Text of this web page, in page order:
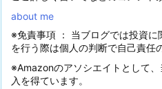
about me
※免責事項 ： 当ブログでは投資
を行う際は個人の判断で自己責任
※Amazonのアソシエイトとして
入を得ています。